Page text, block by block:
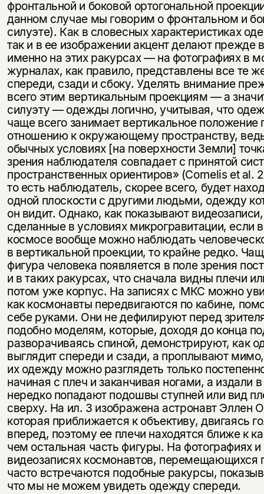
фронтальной и боковой ортогональной
данном случае мы говорим о фронтальном и
силуэте). Как в словесных характеристиках
так и в ее изображении акцент делают прежде
именно на этих ракурсах — на фотографиях в
журналах, как правило, представлены все те
спереди, сзади и сбоку. Уделять внимание
всего этим вертикальным проекциям — а
силуэту — одежды логично, учитывая, что
чаще всего занимает вертикальное положение
отношению к окружающему пространству,
обычных условиях [на поверхности Земли]
зрения наблюдателя совпадает с принятой
пространственных ориентиров» (Cornelis et al.
то есть наблюдатель, скорее всего, будет
одной плоскости с другими людьми, одежду
он видит. Однако, как показывают видеозаписи,
сделанные в условиях микрогравитации, если в
космосе вообще можно наблюдать
в вертикальной проекции, то крайне редко.
фигура человека появляется в поле зрения
и в таких ракурсах, что сначала видны плечи
потом уже корпус. На записях с МКС можно
как космонавты передвигаются по кабине,
себе руками. Они не дефилируют перед
подобно моделям, которые, доходя до конца
разворачиваясь спиной, демонстрируют, как
выглядит спереди и сзади, а проплывают мимо,
их одежду можно разглядеть только
начиная с плеч и заканчивая ногами, а издали
нередко попадают подошвы ступней или вид
сверху. На ил. 3 изображена астронавт Эллен
которая приближается к объективу, двигаясь
вперед, поэтому ее плечи находятся ближе к
чем остальная часть фигуры. На фотографиях и
видеозаписях космонавтов,
часто встречаются подобные ракурсы,
что мы не можем увидеть одежду спереди.